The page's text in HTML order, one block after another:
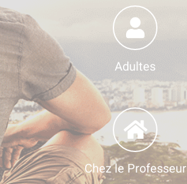
Adultes
Chez le Professeur